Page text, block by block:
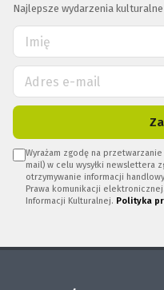
Najlepsze wydarzenia
Wyrażam zgodę na
mail) w celu wysyłki newslettera
otrzymywanie informacji
Prawa komunikacji
Informacji Kulturalnej. Polityka